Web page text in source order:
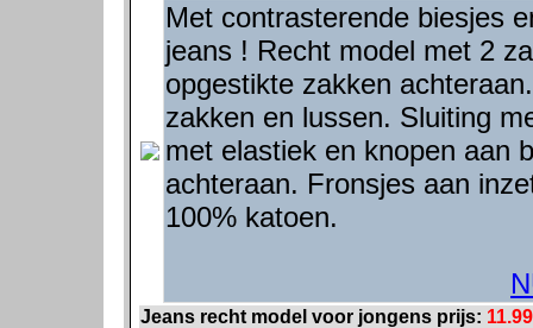
Met contrasterende biesjes
jeans ! Recht model met 2
opgestikte zakken
zakken en lussen. Sluiting
met elastiek en knopen aan
achteraan. Fronsjes aan
100% katoen.
Jeans recht model voor jongens prijs: 11.99